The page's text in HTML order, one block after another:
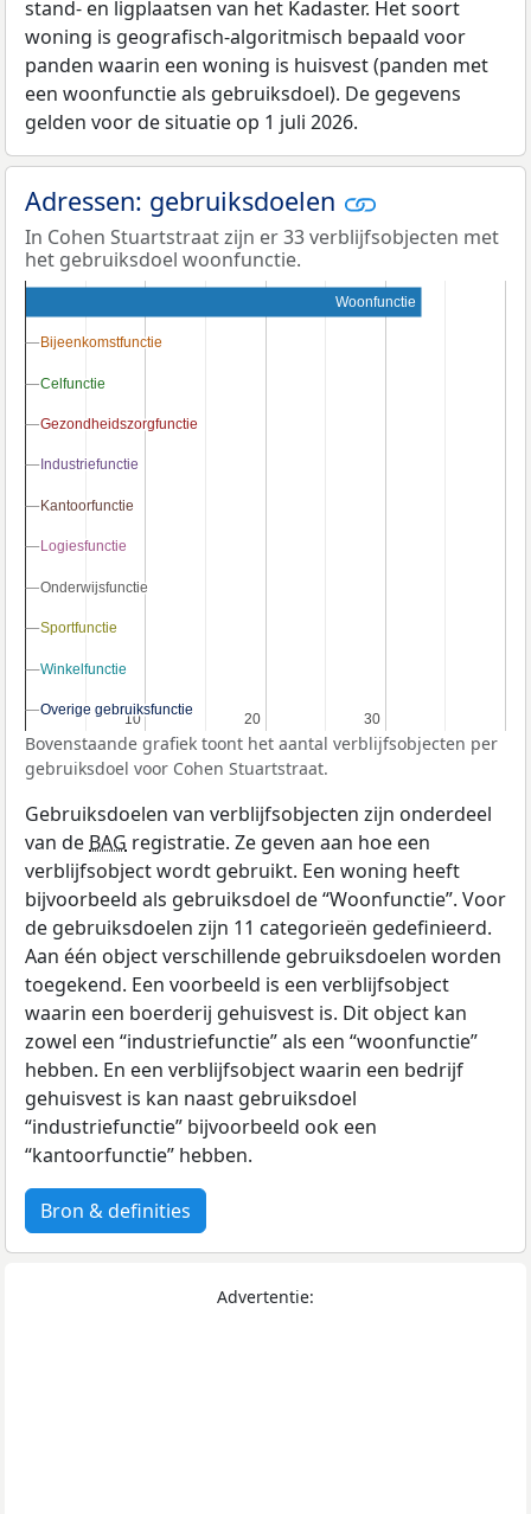
stand- en ligplaatsen van het Kadaster. Het soort
woning is geografisch-algoritmisch bepaald voor
panden waarin een woning is huisvest (panden met
een woonfunctie als gebruiksdoel). De gegevens
gelden voor de situatie op 1 juli 2026.
Adressen: gebruiksdoelen
In Cohen Stuartstraat zijn er 33 verblijfsobjecten met
het gebruiksdoel woonfunctie.
10
10 20
20 30
30
Woonfunctie
Bijeenkomstfunctie
Bijeenkomstfunctie
Celfunctie
Celfunctie
Gezondheidszorgfunctie
Gezondheidszorgfunctie
Industriefunctie
Industriefunctie
Kantoorfunctie
Kantoorfunctie
Logiesfunctie
Logiesfunctie
Onderwijsfunctie
Onderwijsfunctie
Sportfunctie
Sportfunctie
Winkelfunctie
Winkelfunctie
Overige gebruiksfunctie
Overige gebruiksfunctie
Bovenstaande grafiek toont het aantal verblijfsobjecten per
gebruiksdoel voor Cohen Stuartstraat.
Gebruiksdoelen van verblijfsobjecten zijn onderdeel
van de BAG registratie. Ze geven aan hoe een
verblijfsobject wordt gebruikt. Een woning heeft
bijvoorbeeld als gebruiksdoel de “Woonfunctie”. Voor
de gebruiksdoelen zijn 11 categorieën gedefinieerd.
Aan één object verschillende gebruiksdoelen worden
toegekend. Een voorbeeld is een verblijfsobject
waarin een boerderij gehuisvest is. Dit object kan
zowel een “industriefunctie” als een “woonfunctie”
hebben. En een verblijfsobject waarin een bedrijf
gehuisvest is kan naast gebruiksdoel
“industriefunctie” bijvoorbeeld ook een
“kantoorfunctie” hebben.
Bron & definities
Advertentie: